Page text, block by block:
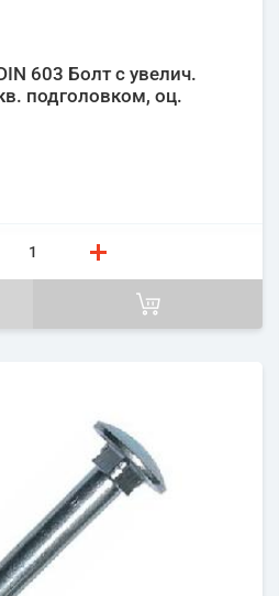
603 Болт с увелич.
подголовком, оц.